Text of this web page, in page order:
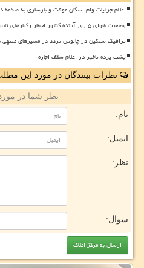
اعلام جزئیات وام اسکان موقت و بازسازی به صدمه
وضعیت هوای ۵ روز آینده کشور اخطار رگبارهای تابستانی در ۷ استان
ترافیک سنگین در چالوس تردد در مسیرهای منتهی
پشت پرده تاخیر در اعلام سقف اجاره
نظرات بینندگان در مورد این
نظر شما در
نام:
ایمیل:
نظر:
سوال: